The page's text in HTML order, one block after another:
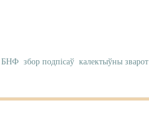
БНФ збор подпісаў калектыўны зварот